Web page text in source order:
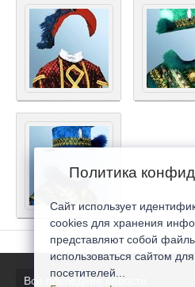
Все последние новости
Политика
Сайт использует
cookies для хранения
представляют собой
использоваться сайтом
посетителей...